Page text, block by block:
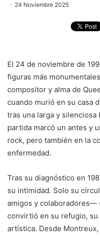
24 Noviembre 2025
El 24 de noviembre de
figuras más
compositor y alma de
cuando murió en su casa
tras una larga y silenciosa
partida marcó un antes y
rock, pero también en la
enfermedad.
Tras su diagnóstico en
su intimidad. Solo su
amigos y colaboradores—
convirtió en su refugio,
artística. Desde